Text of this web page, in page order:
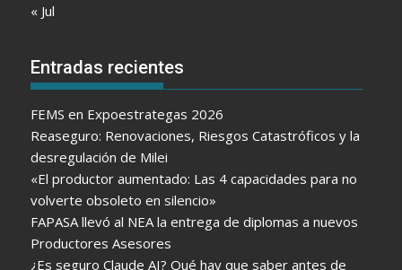
« Jul
Entradas recientes
FEMS en Expoestrategas 2026
Reaseguro: Renovaciones, Riesgos Catastróficos y la
desregulación de Milei
«El productor aumentado: Las 4 capacidades para no
volverte obsoleto en silencio»
FAPASA llevó al NEA la entrega de diplomas a nuevos
Productores Asesores
¿Es seguro Claude AI? Qué hay que saber antes de